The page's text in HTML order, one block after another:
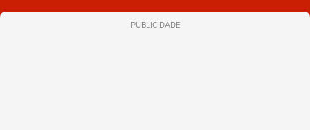
PUBLICIDADE